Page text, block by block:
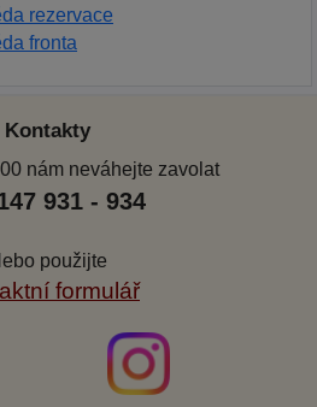
rezervace
fronta
Kontakty
nám neváhejte zavolat
931 - 934
použijte
formulář